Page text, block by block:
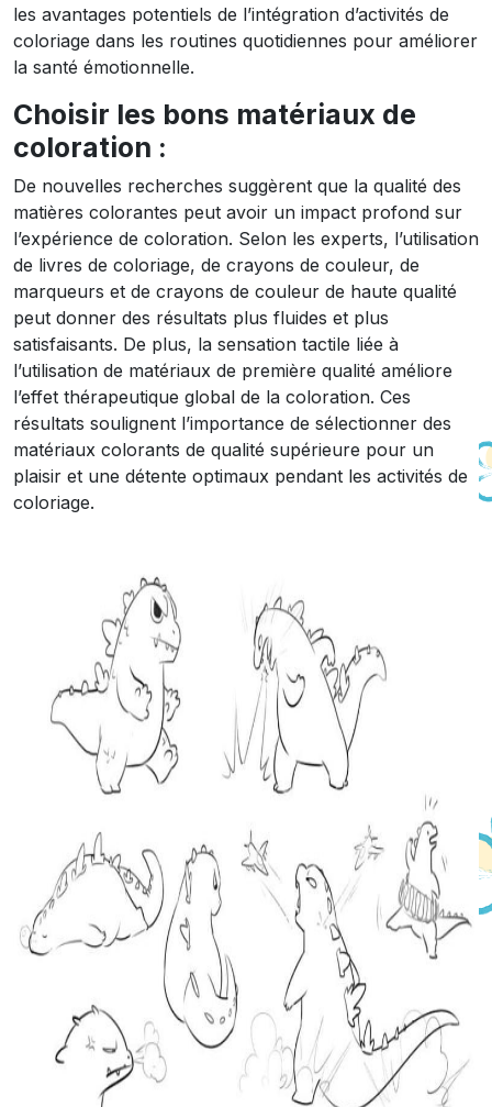
les avantages potentiels de l’intégration d’activités de
coloriage dans les routines quotidiennes pour améliorer
la santé émotionnelle.
Choisir les bons matériaux de
coloration :
De nouvelles recherches suggèrent que la qualité des
matières colorantes peut avoir un impact profond sur
l’expérience de coloration. Selon les experts, l’utilisation
de livres de coloriage, de crayons de couleur, de
marqueurs et de crayons de couleur de haute qualité
peut donner des résultats plus fluides et plus
satisfaisants. De plus, la sensation tactile liée à
l’utilisation de matériaux de première qualité améliore
l’effet thérapeutique global de la coloration. Ces
résultats soulignent l’importance de sélectionner des
matériaux colorants de qualité supérieure pour un
plaisir et une détente optimaux pendant les activités de
coloriage.